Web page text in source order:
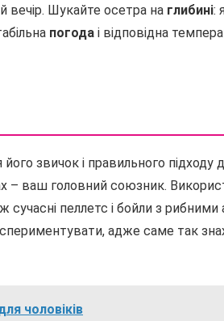
вечір. Шукайте осетра на глибині:
погода і відповідна
звичок і правильного
– ваш головний союзник.
сучасні пеллетс і бойли з
адже саме так
чоловіків